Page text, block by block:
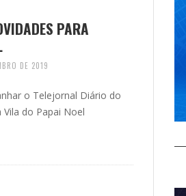
PARA
DE 2019
o Telejornal Diário do
do Papai Noel